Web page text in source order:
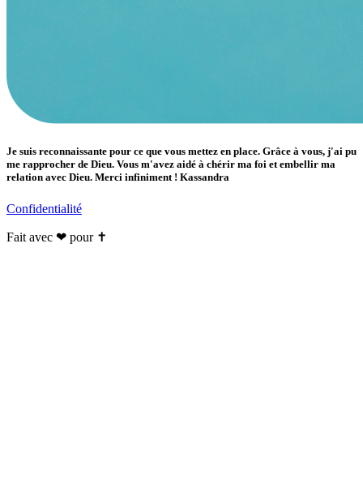
Je suis reconnaissante pour ce que vous mettez en place. Grâce à vous, j'ai pu
me rapprocher de Dieu. Vous m'avez aidé à chérir ma foi et embellir ma
relation avec Dieu. Merci infiniment ! Kassandra
Confidentialité
Fait avec ❤ pour ✝️️